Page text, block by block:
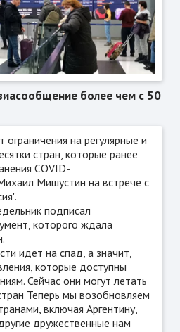
более чем с 50
ограничения на регулярные и
стран, которые ранее
COVID-
Мишустин на встрече с
подписал
которого ждала
идет на спад, а значит,
которые доступны
Сейчас они могут летать
Теперь мы возобновляем
включая Аргентину,
дружественные нам